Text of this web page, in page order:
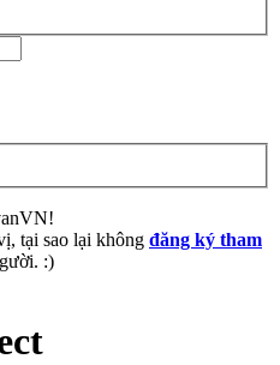
tại sao lại không đăng ký tham
:)